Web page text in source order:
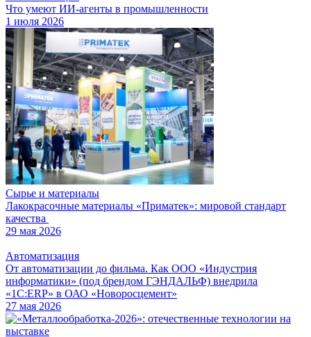
Что умеют ИИ-агенты в промышленности
1 июля 2026
Сырье и материалы
Лакокрасочные материалы «Приматек»: мировой стандарт
качества
29 мая 2026
Автоматизация
От автоматизации до фильма. Как ООО «Индустрия
информатики» (под брендом ГЭНДАЛЬФ) внедрила
«1С:ERP» в ОАО «Новоросцемент»
27 мая 2026